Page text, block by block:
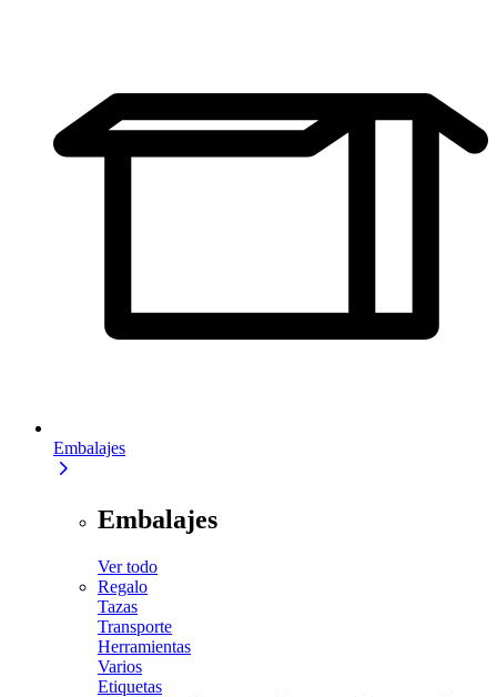
Embalajes
Embalajes
Ver todo
Regalo
Tazas
Transporte
Herramientas
Varios
Etiquetas